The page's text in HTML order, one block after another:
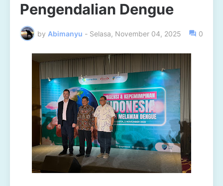
Pengendalian Dengue
by Abimanyu - Selasa, November 04, 2025 0